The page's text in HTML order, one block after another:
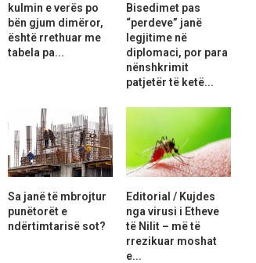
kulmin e verës po
bën gjum dimëror,
është rrethuar me
tabela pa...
Bisedimet pas
“perdeve” janë
legjitime në
diplomaci, por para
nënshkrimit
patjetër të ketë...
Sa janë të mbrojtur
punëtorët e
ndërtimtarisë sot?
Editorial / Kujdes
nga virusi i Etheve
të Nilit – më të
rrezikuar moshat
e...